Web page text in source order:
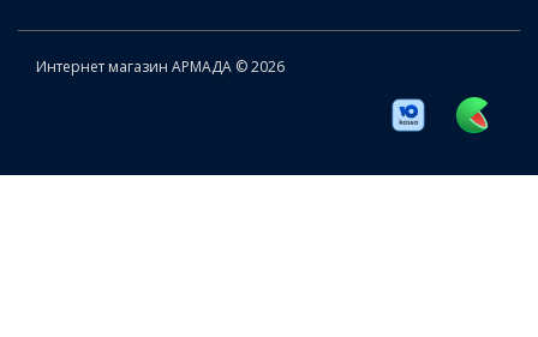
Интернет магазин АРМАДА © 2026